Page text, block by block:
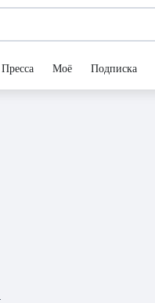
Пресса Моё Подписка